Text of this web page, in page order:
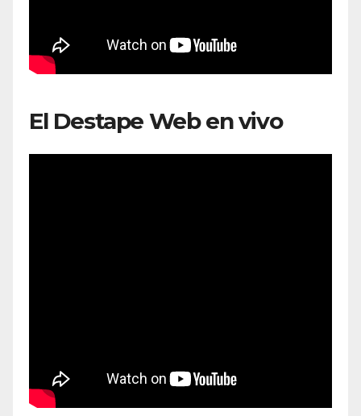
El Destape Web en vivo